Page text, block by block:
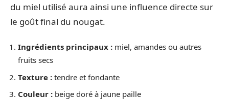
du miel utilisé aura ainsi une influence directe sur
le goût final du nougat.
Ingrédients principaux : miel, amandes ou autres
fruits secs
Texture : tendre et fondante
Couleur : beige doré à jaune paille